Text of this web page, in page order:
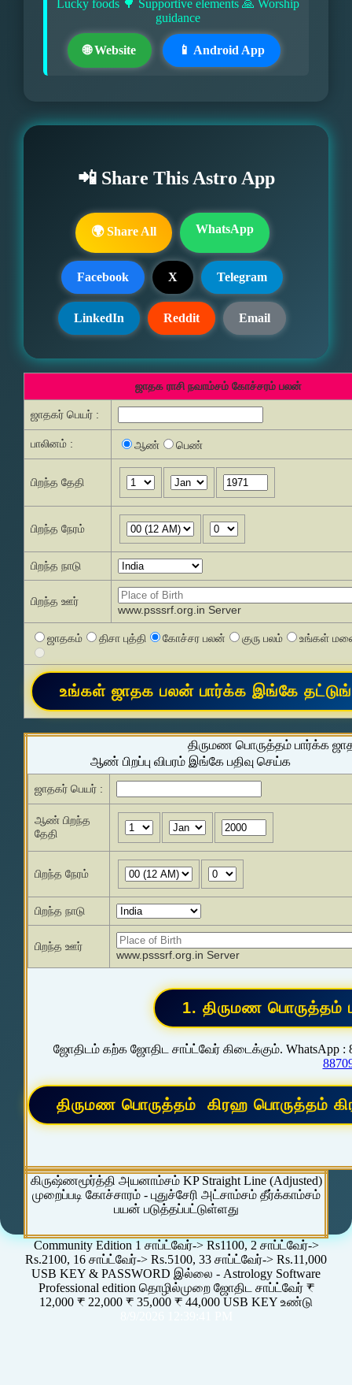
Lucky foods 🌳 Supportive elements 🙏 Worship
guidance
🌐 Website 📱 Android App
📲 Share This Astro App
🌍 Share All WhatsApp
Facebook X Telegram
LinkedIn Reddit Email
ஜாதக ராசி நவாம்சம் கோச்சரம் பலன்
ஜாதகர் பெயர் :
பாலினம் : ஆண் பெண்
பிறந்த தேதி
பிறந்த நேரம்
பிறந்த நாடு
பிறந்த ஊர்
www.psssrf.org.in Server
ஜாதகம் திசா புத்தி கோச்சர பலன் குரு பலம் உங்கள்
திருமண பொருத்தம் பார்க்க
ஆண் பிறப்பு விபரம் இங்கே பதிவு செய்க
ஜாதகர் பெயர் :
ஆண் பிறந்த
தேதி
பிறந்த நேரம்
பிறந்த நாடு
பிறந்த ஊர்
www.psssrf.org.in Server
ஜோதிடம் கற்க ஜோதிட சாப்ட்வேர் கிடைக்கும். WhatsApp :
கிருஷ்ணமூர்த்தி அயனாம்சம் KP Straight Line (Adjusted)
முறைப்படி கோச்சாரம் - புதுச்சேரி அட்சாம்சம் தீர்க்காம்சம்
பயன் படுத்தப்பட்டுள்ளது
Community Edition 1 சாப்ட்வேர்-> Rs1100, 2 சாப்ட்வேர்->
Rs.2100, 16 சாப்ட்வேர்-> Rs.5100, 33 சாப்ட்வேர்-> Rs.11,000
USB KEY & PASSWORD இல்லை - Astrology Software
Professional edition தொழில்முறை ஜோதிட சாப்ட்வேர் ₹
12,000 ₹ 22,000 ₹ 35,000 ₹ 44,000 USB KEY உண்டு